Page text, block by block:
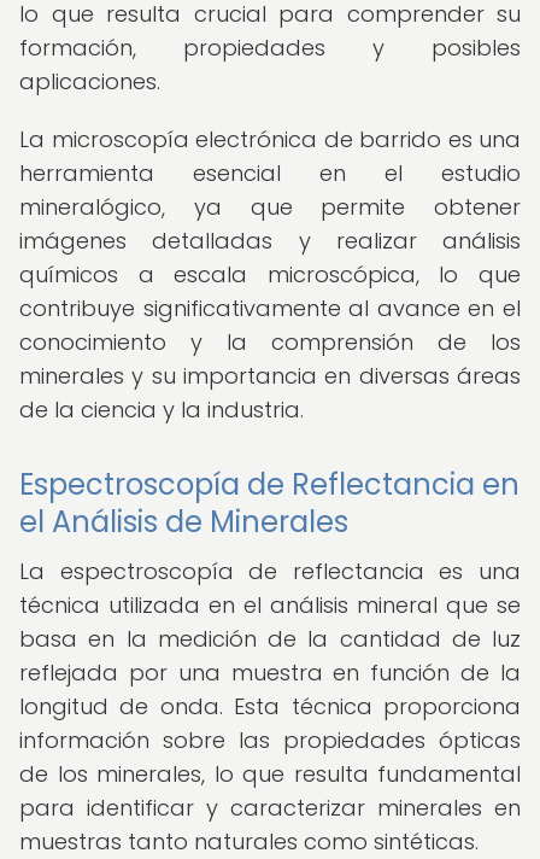
lo que resulta crucial para comprender su
formación, propiedades y posibles
aplicaciones.
La microscopía electrónica de barrido es una
herramienta esencial en el estudio
mineralógico, ya que permite obtener
imágenes detalladas y realizar análisis
químicos a escala microscópica, lo que
contribuye significativamente al avance en el
conocimiento y la comprensión de los
minerales y su importancia en diversas áreas
de la ciencia y la industria.
Espectroscopía de Reflectancia en
el Análisis de Minerales
La espectroscopía de reflectancia es una
técnica utilizada en el análisis mineral que se
basa en la medición de la cantidad de luz
reflejada por una muestra en función de la
longitud de onda. Esta técnica proporciona
información sobre las propiedades ópticas
de los minerales, lo que resulta fundamental
para identificar y caracterizar minerales en
muestras tanto naturales como sintéticas.